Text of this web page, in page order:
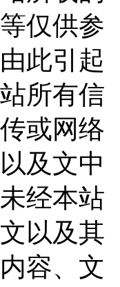
仅供参
此引起
所有信
或网络
及文中
经本站
以及其
容、文